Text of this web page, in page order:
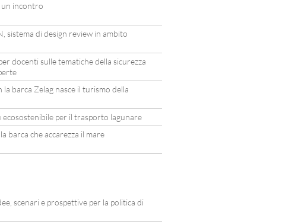
incontro
sistema di design review in ambito
docenti sulle tematiche della sicurezza
la barca Zelag nasce il turismo della
ecosostenibile per il trasporto lagunare
barca che accarezza il mare
scenari e prospettive per la politica di